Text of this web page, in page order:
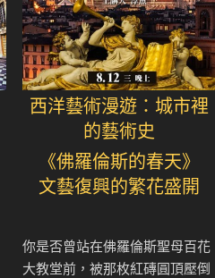
西洋藝術漫遊：城市裡
的藝術史
《佛羅倫斯的春天》
文藝復興的繁花盛開
你是否曾站在佛羅倫斯聖母百花
大教堂前，被那枚紅磚圓頂壓倒